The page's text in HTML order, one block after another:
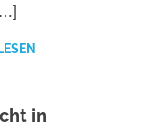
in